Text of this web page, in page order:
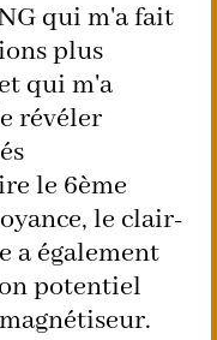
qui m'a fait
plus
qui m'a
révéler
le 6ème
le clair-
a également
potentiel